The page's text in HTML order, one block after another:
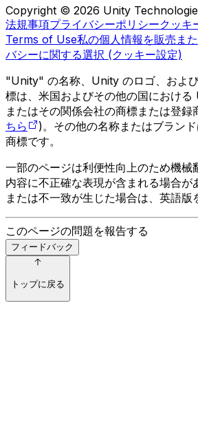
Copyright © 2026 Unity
法規事項プライバシーポリシークッキ
Terms of Use私の個人情報を販売ま
バシーに関する選択 (クッキー設定)
"Unity" の名称、Unity のロゴ、およ
標は、米国およびその他の国におけ
またはその関係会社の商標または登録
ちら
)。その他の名称またはブラン
商標です。
一部のページは利便性向上のため機械
内容に不正確な表現が含まれる場合が
または不一致が生じた場合は、英語版
このページの問題を報告する
フィードバック
トップに戻る